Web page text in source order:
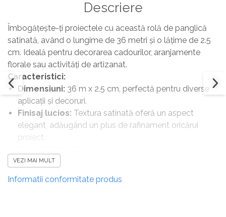
Descriere
Îmbogățește-ți proiectele cu această rolă de panglică
satinată, având o lungime de 36 metri și o lățime de 2.5
cm. Ideală pentru decorarea cadourilor, aranjamente
florale sau activități de artizanat.
Caracteristici:
Dimensiuni: 36 m x 2.5 cm, perfectă pentru diverse
aplicații și decoruri.
Finisaj lucios: Textura satinată oferă un aspect
elegant, adăugând un plus de rafinament oricărui
proiect.
evenimente speciale sau pentru a adăuga detalii
decorative în fiecare zi.
Fie că o folosești pentru a înfrumuseța un cadou sau
VEZI MAI MULT
Informatii conformitate produs